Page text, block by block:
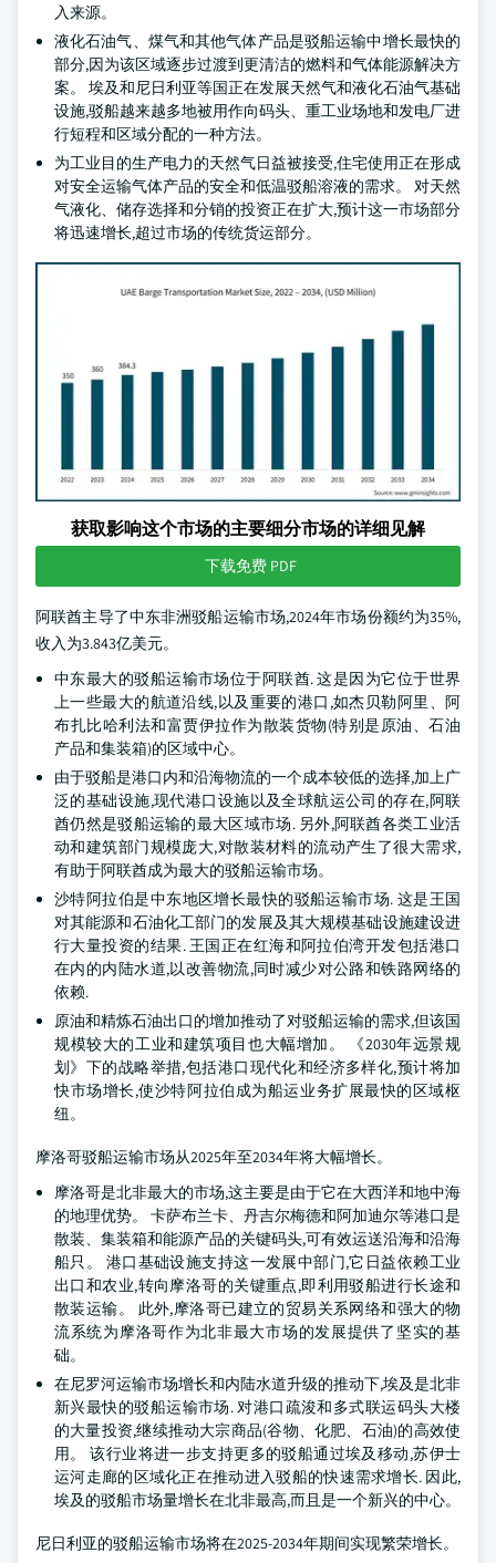
入来源。
液化石油气、煤气和其他气体产品是驳船运输中增长最快的
部分,因为该区域逐步过渡到更清洁的燃料和气体能源解决方
案。 埃及和尼日利亚等国正在发展天然气和液化石油气基础
设施,驳船越来越多地被用作向码头、重工业场地和发电厂进
行短程和区域分配的一种方法。
为工业目的生产电力的天然气日益被接受,住宅使用正在形成
对安全运输气体产品的安全和低温驳船溶液的需求。 对天然
气液化、储存选择和分销的投资正在扩大,预计这一市场部分
将迅速增长,超过市场的传统货运部分。
获取影响这个市场的主要细分市场的详细见解
下载免费 PDF
阿联酋主导了中东非洲驳船运输市场,2024年市场份额约为35%,
收入为3.843亿美元。
中东最大的驳船运输市场位于阿联酋. 这是因为它位于世界
上一些最大的航道沿线,以及重要的港口,如杰贝勒阿里、阿
布扎比哈利法和富贾伊拉作为散装货物(特别是原油、石油
产品和集装箱)的区域中心。
由于驳船是港口内和沿海物流的一个成本较低的选择,加上广
泛的基础设施,现代港口设施以及全球航运公司的存在,阿联
酋仍然是驳船运输的最大区域市场. 另外,阿联酋各类工业活
动和建筑部门规模庞大,对散装材料的流动产生了很大需求,
有助于阿联酋成为最大的驳船运输市场。
沙特阿拉伯是中东地区增长最快的驳船运输市场. 这是王国
对其能源和石油化工部门的发展及其大规模基础设施建设进
行大量投资的结果. 王国正在红海和阿拉伯湾开发包括港口
在内的内陆水道,以改善物流,同时减少对公路和铁路网络的
依赖.
原油和精炼石油出口的增加推动了对驳船运输的需求,但该国
规模较大的工业和建筑项目也大幅增加。 《2030年远景规
划》下的战略举措,包括港口现代化和经济多样化,预计将加
快市场增长,使沙特阿拉伯成为船运业务扩展最快的区域枢
纽。
摩洛哥驳船运输市场从2025年至2034年将大幅增长。
摩洛哥是北非最大的市场,这主要是由于它在大西洋和地中海
的地理优势。 卡萨布兰卡、丹吉尔梅德和阿加迪尔等港口是
散装、集装箱和能源产品的关键码头,可有效运送沿海和沿海
船只。 港口基础设施支持这一发展中部门,它日益依赖工业
出口和农业,转向摩洛哥的关键重点,即利用驳船进行长途和
散装运输。 此外,摩洛哥已建立的贸易关系网络和强大的物
流系统为摩洛哥作为北非最大市场的发展提供了坚实的基
础。
在尼罗河运输市场增长和内陆水道升级的推动下,埃及是北非
新兴最快的驳船运输市场. 对港口疏浚和多式联运码头大楼
的大量投资,继续推动大宗商品(谷物、化肥、石油)的高效使
用。 该行业将进一步支持更多的驳船通过埃及移动,苏伊士
运河走廊的区域化正在推动进入驳船的快速需求增长. 因此,
埃及的驳船市场量增长在北非最高,而且是一个新兴的中心。
尼日利亚的驳船运输市场将在2025-2034年期间实现繁荣增长。